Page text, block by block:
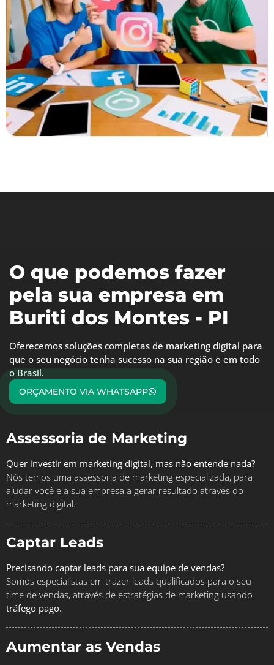
O que podemos fazer
pela sua empresa em
Buriti dos Montes - PI
Oferecemos soluções completas de marketing digital para
que o seu negócio tenha sucesso na sua região e em todo
o Brasil.
ORÇAMENTO VIA WHATSAPP
Assessoria de Marketing
Quer investir em marketing digital, mas não entende nada?
Nós temos uma assessoria de marketing especializada, para
ajudar você e a sua empresa a gerar resultado através do
marketing digital.
Captar Leads
Precisando captar leads para sua equipe de vendas?
Somos especialistas em trazer leads qualificados para o seu
time de vendas, através de estratégias de marketing usando
tráfego pago.
Aumentar as Vendas